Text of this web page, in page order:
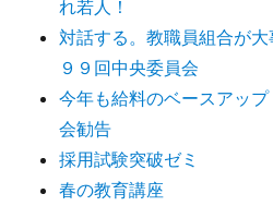
れ若人！
対話する。教職員組合が
９９回中央委員会
今年も給料のベースアッ
会勧告
採用試験突破ゼミ
春の教育講座